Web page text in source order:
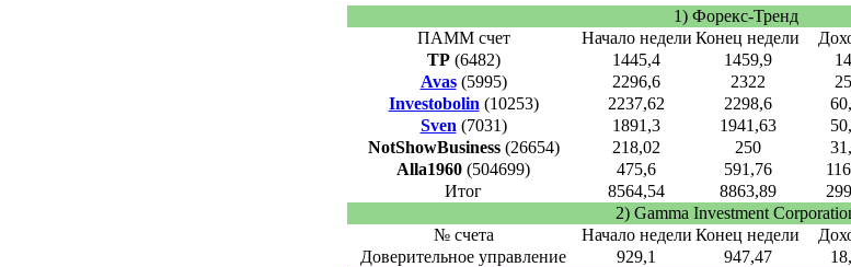
1) Форекс-Тренд
ПАММ счет
Начало недели Конец недели
TP(6482) 1445,4 1459,9
Avas(5995) 2296,6 2322
Investobolin (10253) 2237,62 2298,6
Sven (7031) 1891,3 1941,63
NotShowBusiness(26654) 218,02 250
Alla1960 (504699) 475,6 591,76
Итог
8564,54 8863,89
2) Gamma Investment
№ счета
Начало недели Конец недели
Доверительное управление
929,1 947,47